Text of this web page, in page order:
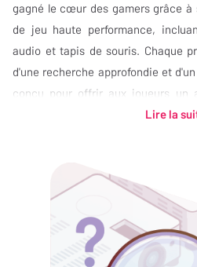
gagné le cœur des gamers grâce à
de jeu haute performance,
audio et tapis de souris. Chaque
d'une recherche approfondie et
conçu pour offrir aux joueurs un
immersion totale dans leur jeu.…
Lire la